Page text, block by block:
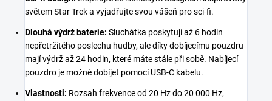
světem Star Trek a vyjadřujte svou vášeň pro sci-fi.
Dlouhá výdrž baterie: Sluchátka poskytují až 6 hodin
nepřetržitého poslechu hudby, ale díky dobíjecímu pouzdru
mají výdrž až 24 hodin, které máte stále při sobě. Nabíjecí
pouzdro je možné dobíjet pomocí USB-C kabelu.
Vlastnosti: Rozsah frekvence od 20 Hz do 20 000 Hz,